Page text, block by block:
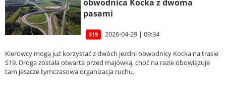
obwodnica Kocka z dwoma
pasami
S19 2026-04-29 | 09:34
Kierowcy mogą już korzystać z dwóch jezdni obwodnicy Kocka na trasie
S19. Droga została otwarta przed majówką, choć na razie obowiązuje
tam jeszcze tymczasowa organizacja ruchu.